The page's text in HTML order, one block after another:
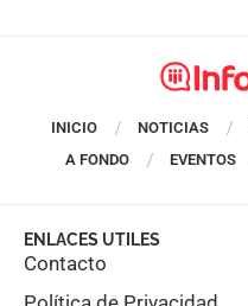
INICIO NOTICIAS
A FONDO
EVENTOS
ENLACES UTILES
Contacto